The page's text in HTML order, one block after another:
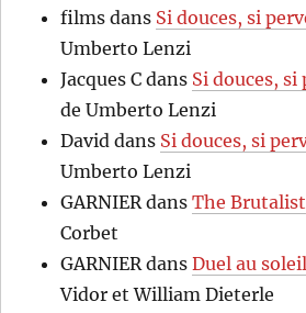
films dans Si douces, si
Umberto Lenzi
Jacques C dans Si douces, si
de Umberto Lenzi
David dans Si douces, si
Umberto Lenzi
GARNIERdansThe Brutalist
Corbet
GARNIERdansDuel au soleil
Vidor et William Dieterle